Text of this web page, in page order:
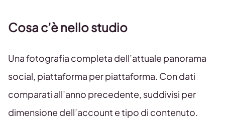
Cosa c’è nello studio
Una fotografia completa dell’attuale panorama
social, piattaforma per piattaforma. Con dati
comparati all’anno precedente, suddivisi per
dimensione dell’account e tipo di contenuto.